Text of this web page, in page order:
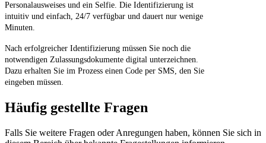
Personalausweises und ein Selfie. Die Identifizierung ist
intuitiv und einfach, 24/7 verfügbar und dauert nur wenige
Minuten.
Nach erfolgreicher Identifizierung müssen Sie noch die
notwendigen Zulassungsdokumente digital unterzeichnen.
Dazu erhalten Sie im Prozess einen Code per SMS, den Sie
eingeben müssen.
Häufig gestellte Fragen
Falls Sie weitere Fragen oder Anregungen haben, können Sie sich in